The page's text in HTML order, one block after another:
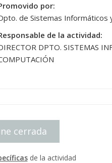
por:
de Sistemas Informáticos
de la actividad:
DPTO. SISTEMAS
cerrada
de la actividad